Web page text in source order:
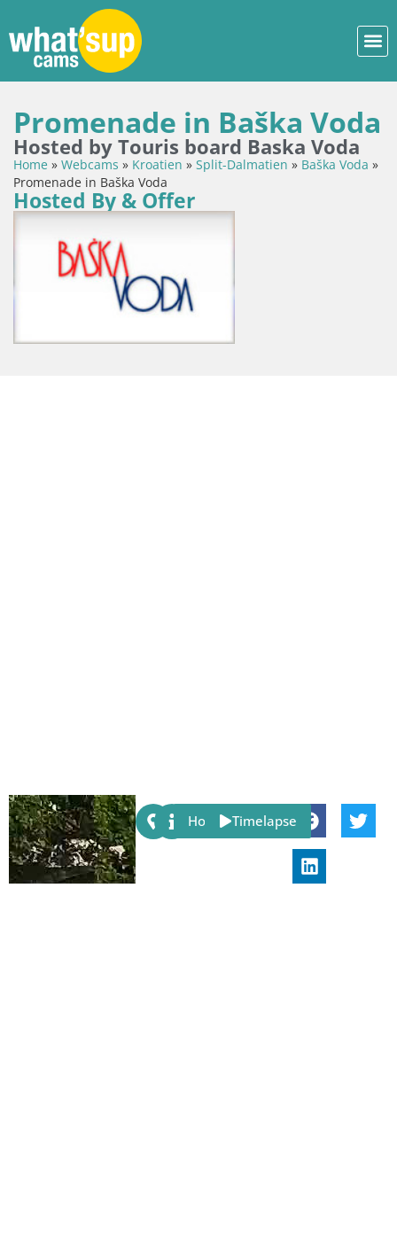
Promenade in Baška Voda
Hosted by Touris board Baska Voda
Home » Webcams » Kroatien » Split-Dalmatien » Baška Voda »
Promenade in Baška Voda
Hosted By & Offer
Share:
Host Timelapse